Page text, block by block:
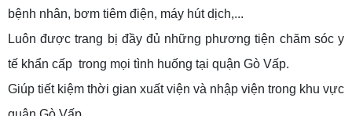
bệnh nhân, bơm tiêm điện, máy hút dịch,...
Luôn được trang bị đầy đủ những phương tiện chăm sóc y
tế khẩn cấp trong mọi tình huống tại quận Gò Vấp.
Giúp tiết kiệm thời gian xuất viện và nhập viện trong khu vực